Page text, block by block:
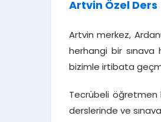
Artvin Özel Ders
Artvin merkez,
herhangi bir sınava
bizimle irtibata
Tecrübeli öğretmen
derslerinde ve sınava